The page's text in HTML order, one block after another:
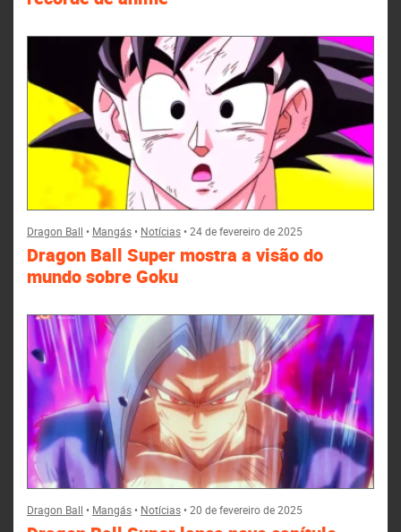
Dragon Ball • Mangás• Notícias•24 de fevereiro de 2025
Dragon Ball Super mostra a visão do
mundo sobre Goku
Dragon Ball • Mangás• Notícias•20 de fevereiro de 2025